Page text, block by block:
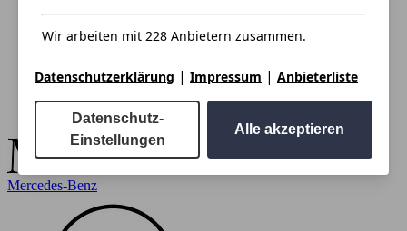
Mercedes-Benz
Wir arbeiten mit 228 Anbietern zusammen.
Datenschutzerklärung | Impressum | Anbieterliste
Datenschutz-
Einstellungen
Alle akzeptieren